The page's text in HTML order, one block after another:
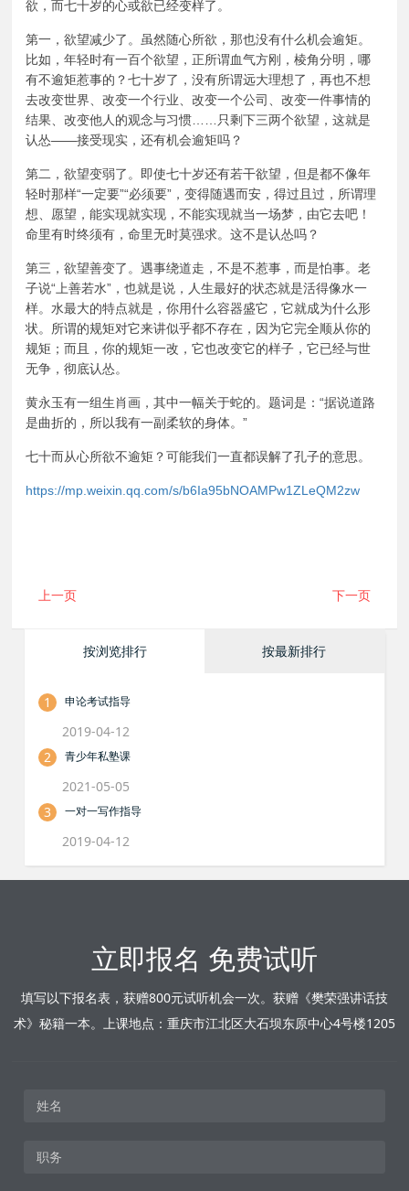
欲，而七十岁的心或欲已经变样了。
第一，欲望减少了。虽然随心所欲，那也没有什么机会逾矩。
比如，年轻时有一百个欲望，正所谓血气方刚，棱角分明，哪
有不逾矩惹事的？七十岁了，没有所谓远大理想了，再也不想
去改变世界、改变一个行业、改变一个公司、改变一件事情的
结果、改变他人的观念与习惯……只剩下三两个欲望，这就是
认怂——接受现实，还有机会逾矩吗？
第二，欲望变弱了。即使七十岁还有若干欲望，但是都不像年
轻时那样“一定要”“必须要”，变得随遇而安，得过且过，所谓理
想、愿望，能实现就实现，不能实现就当一场梦，由它去吧！
命里有时终须有，命里无时莫强求。这不是认怂吗？
第三，欲望善变了。遇事绕道走，不是不惹事，而是怕事。老
子说“上善若水”，也就是说，人生最好的状态就是活得像水一
样。水最大的特点就是，你用什么容器盛它，它就成为什么形
状。所谓的规矩对它来讲似乎都不存在，因为它完全顺从你的
规矩；而且，你的规矩一改，它也改变它的样子，它已经与世
无争，彻底认怂。
黄永玉有一组生肖画，其中一幅关于蛇的。题词是：“据说道路
是曲折的，所以我有一副柔软的身体。”
七十而从心所欲不逾矩？可能我们一直都误解了孔子的意思。
https://mp.weixin.qq.com/s/b6Ia95bNOAMPw1ZLeQM2zw
上一页 下一页
按浏览排行 按最新排行
1 申论考试指导
2019-04-12
2
青少年私塾课
2021-05-05
3
一对一写作指导
2019-04-12
立即报名 免费试听
填写以下报名表，获赠800元试听机会一次。获赠《樊荣强讲话技
术》秘籍一本。上课地点：重庆市江北区大石坝东原中心4号楼1205